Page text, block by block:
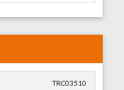
TRC03510